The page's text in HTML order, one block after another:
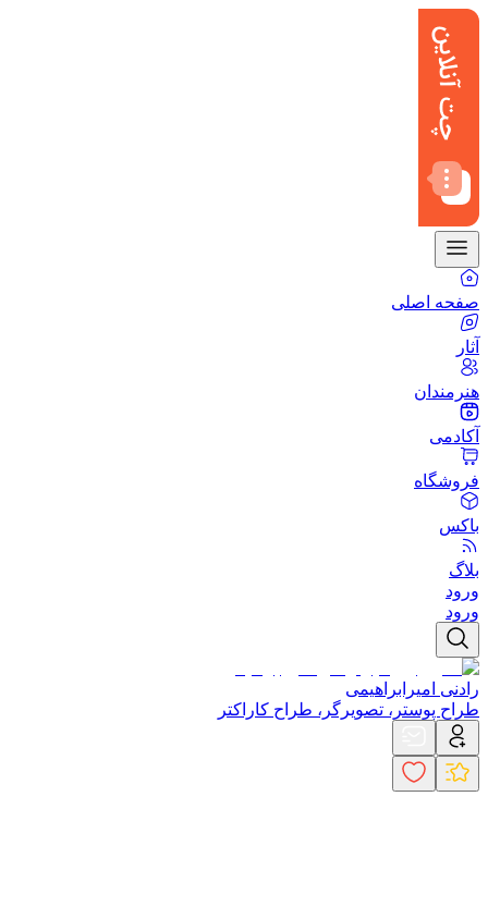
صفحه اصلی
آثار
هنرمندان
آکادمی
فروشگاه
باکس
بلاگ
ورود
ورود
رادنی امیرابراهیمی
طراح پوستر، تصویرگر، طراح کاراکتر